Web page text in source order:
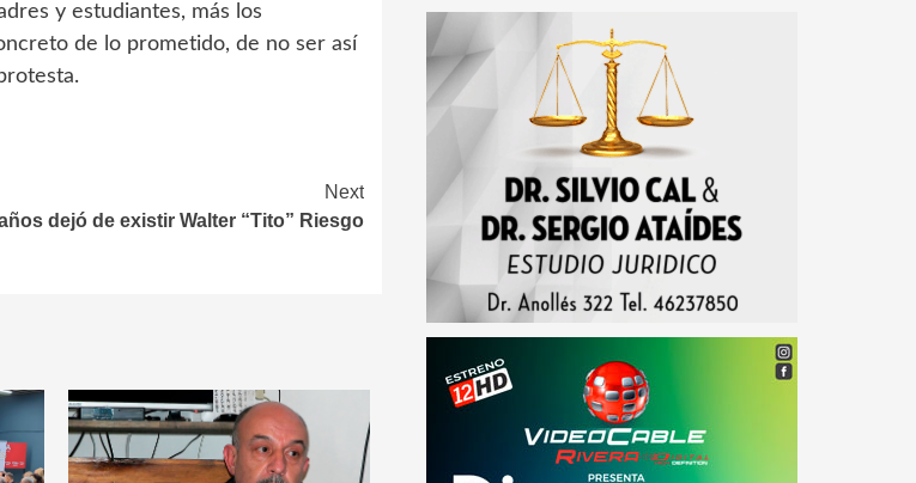
y estudiantes, más los
de lo prometido, de no ser así
Next
dejó de existir Walter “Tito” Riesgo